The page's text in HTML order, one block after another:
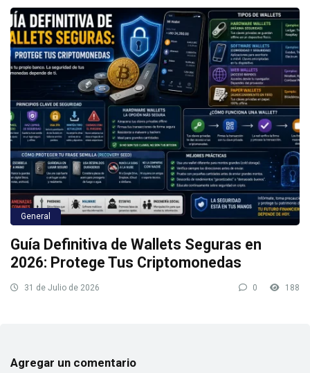
General
Guía Definitiva de Wallets Seguras en
2026: Protege Tus Criptomonedas
31 de Julio de 2026 0 188
Agregar un comentario